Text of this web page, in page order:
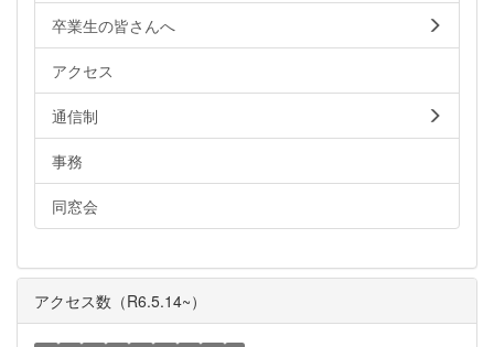
卒業生の皆さんへ
アクセス
通信制
事務
同窓会
アクセス数（R6.5.14~）